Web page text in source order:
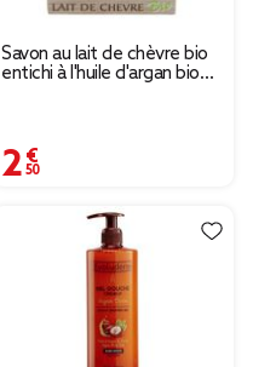
Savon au lait de chèvre bio
entichi à l'huile d'argan bio
2,50 €